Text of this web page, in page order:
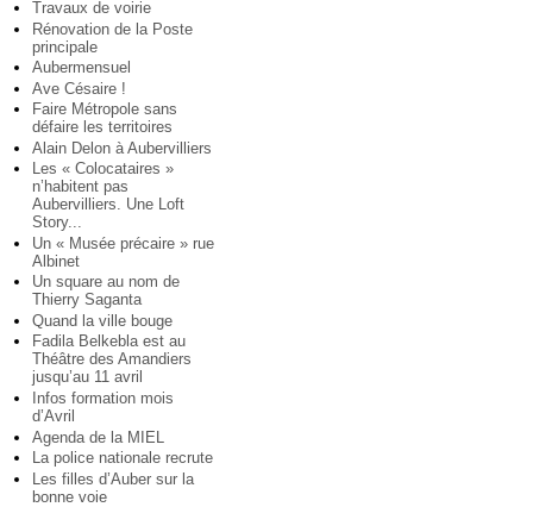
Travaux de voirie
Rénovation de la Poste
principale
Aubermensuel
Ave Césaire !
Faire Métropole sans
défaire les territoires
Alain Delon à Aubervilliers
Les « Colocataires »
n’habitent pas
Aubervilliers. Une Loft
Story...
Un « Musée précaire » rue
Albinet
Un square au nom de
Thierry Saganta
Quand la ville bouge
Fadila Belkebla est au
Théâtre des Amandiers
jusqu’au 11 avril
Infos formation mois
d’Avril
Agenda de la MIEL
La police nationale recrute
Les filles d’Auber sur la
bonne voie